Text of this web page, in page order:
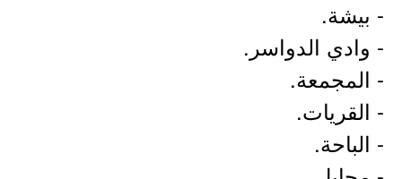
- بيشة.
- وادي الدواسر.
- المجمعة.
- القريات.
- الباحة.